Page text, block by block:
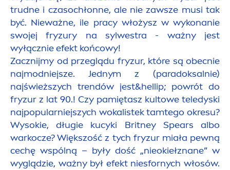
trudne i czasochłonne, ale nie zawsze musi tak
być. Nieważne, ile pracy włożysz w wykonanie
swojej fryzury na sylwestra - ważny jest
wyłącznie efekt końcowy!
Zacznijmy od przeglądu fryzur, które są obecnie
najmodniejsze. Jednym z (paradoksalnie)
najświeższych trendów jest&hellip; powrót do
fryzur z lat 90.! Czy pamiętasz kultowe teledyski
najpopularniejszych wokalistek tamtego okresu?
Wysokie, długie kucyki Britney Spears albo
warkocze? Większość z tych fryzur miała pewną
cechę wspólną – były dość „nieokiełznane” w
wyglądzie, ważny był efekt niesfornych włosów.